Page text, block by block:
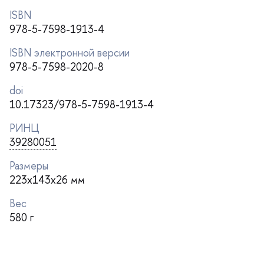
ISBN
978-5-7598-1913-4
ISBN электронной версии
978-5-7598-2020-8
doi
10.17323/978-5-7598-1913-4
РИНЦ
39280051
Размеры
223x143x26 мм
ес
580